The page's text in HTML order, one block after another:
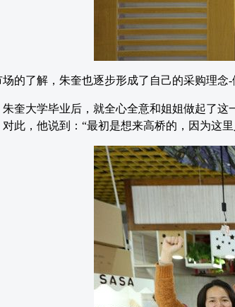
场的了解，朱奎也逐步形成了自己的采购理念
朱奎大学毕业后，就全心全意和姐姐做起了
对此，他说到：“最初是想来高桥的，因为这